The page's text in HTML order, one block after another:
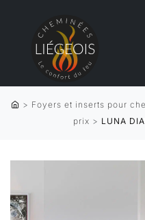
> Foyers et inserts pour
prix > LUNA